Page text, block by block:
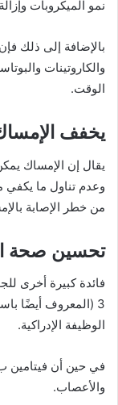
نمو الميكروبات
بالإضافة إلى ذلك
والكاروتينات
الوقت.
يخفف
وعدم تناول ما يكفي
من خطر الإصابة
تحسين صحة
3 (المعروف أيضًا
الوظيفة الإدراكية.
والأعصاب.